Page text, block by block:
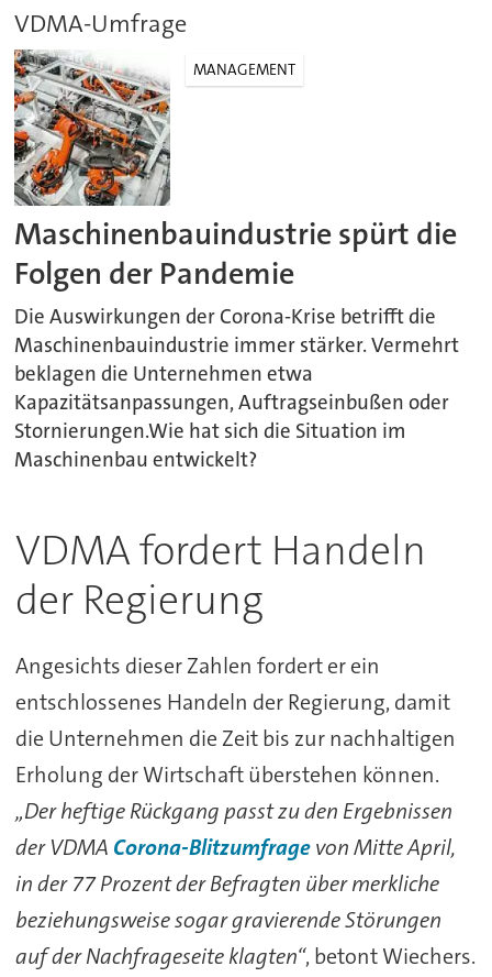
VDMA-Umfrage
MANAGEMENT
Maschinenbauindustrie spürt die
Folgen der Pandemie
Die Auswirkungen der Corona-Krise betrifft die
Maschinenbauindustrie immer stärker. Vermehrt
beklagen die Unternehmen etwa
Kapazitätsanpassungen, Auftragseinbußen oder
Stornierungen.Wie hat sich die Situation im
Maschinenbau entwickelt?
VDMA fordert Handeln
der Regierung
Angesichts dieser Zahlen fordert er ein
entschlossenes Handeln der Regierung, damit
die Unternehmen die Zeit bis zur nachhaltigen
Erholung der Wirtschaft überstehen können.
„Der heftige Rückgang passt zu den Ergebnissen
der VDMA Corona-Blitzumfragevon Mitte April,
in der 77 Prozent der Befragten über merkliche
beziehungsweise sogar gravierende Störungen
auf der Nachfrageseite klagten“, betont Wiechers.